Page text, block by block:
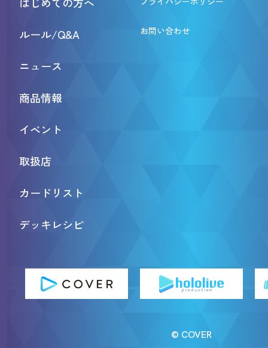
ルール/Q&A
ニュース
商品情報
イベント
取扱店
カードリスト
デッキレシピ
お問い合わせ
© COVER